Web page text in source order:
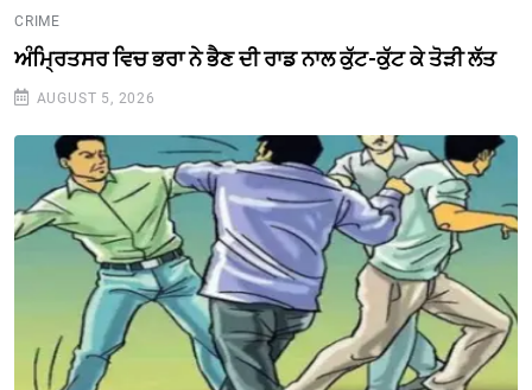
CRIME
ਅੰਮ੍ਰਿਤਸਰ ਵਿਚ ਭਰਾ ਨੇ ਭੈਣ ਦੀ ਰਾਡ ਨਾਲ ਕੁੱਟ-ਕੁੱਟ ਕੇ ਤੋੜੀ ਲੱਤ
AUGUST 5, 2026